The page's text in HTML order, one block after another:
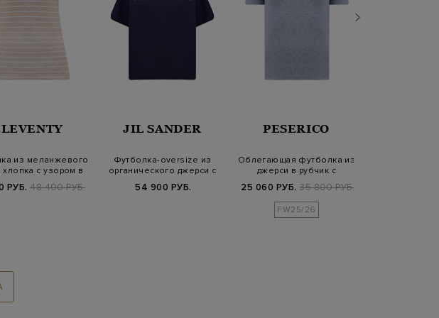
из меланжевого
хлопка с узором в
РУБ. 48 400 РУБ.
JIL SANDER
Футболка-oversize из
органического джерси с
54 900 РУБ.
PESERICO
Облегающая футболка из
джерси в рубчик с
25 060 РУБ. 35 800 РУБ.
FW25/26